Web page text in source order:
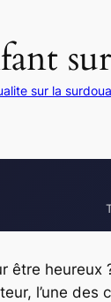
sur la
être
l’une